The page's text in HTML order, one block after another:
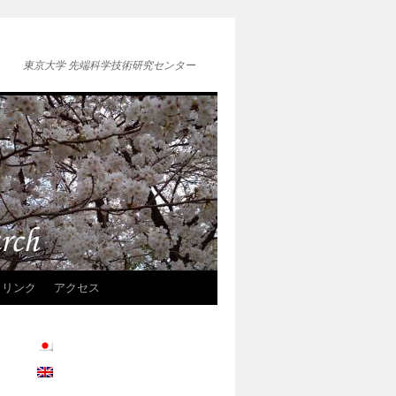
東京大学 先端科学技術研究センター
リンク アクセス